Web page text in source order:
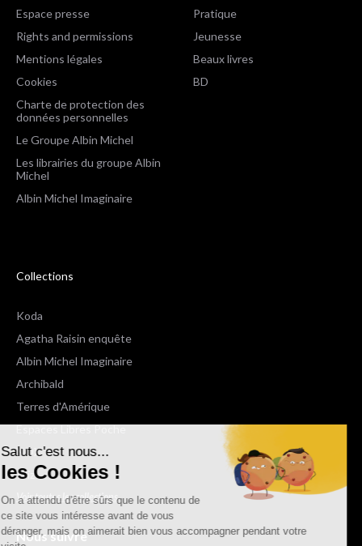
Salut c'est nous...
les Cookies !
On a attendu d'être sûrs que le contenu de
ce site vous intéresse avant de vous
déranger, mais on aimerait bien vous accompagner pendant votre
Espace presse
Rights and permissions
Mentions légales
Cookies
Charte de protection des
données personnelles
Le Groupe Albin Michel
Les librairies du groupe Albin
Michel
Albin Michel Imaginaire
Pratique
Jeunesse
Beaux livres
BD
Collections
Koda
Agatha Raisin enquête
Albin Michel Imaginaire
Archibald
Terres d'Amérique
Espaces Libres Poche
NOX
Wiz
Voir toutes les collections
Nous suivre